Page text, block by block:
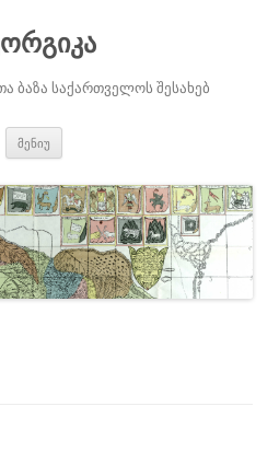
ბაზა საქართველოს შესახებ
მენიუ